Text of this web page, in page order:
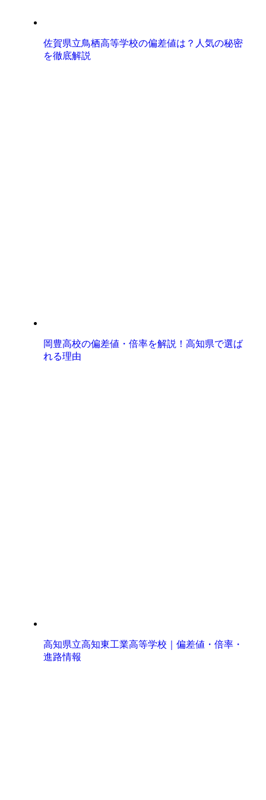
佐賀県立鳥栖高等学校の偏差値は？人気の秘密
を徹底解説
岡豊高校の偏差値・倍率を解説！高知県で選ば
れる理由
高知県立高知東工業高等学校｜偏差値・倍率・
進路情報